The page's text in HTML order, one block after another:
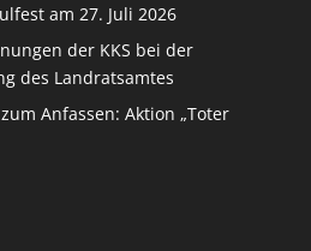
am 27. Juli 2026
der KKS bei der
des Landratsamtes
Anfassen: Aktion „Toter